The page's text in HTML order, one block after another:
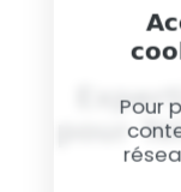
Pour
pour